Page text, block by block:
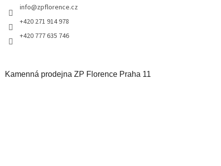
info@zpflorence.cz
+420 271 914 978
+420 777 635 746
Kamenná prodejna ZP Florence Praha 11